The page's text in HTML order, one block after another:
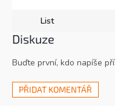
List
Diskuze
Buďte první, kdo napíše
PŘIDAT KOMENTÁŘ